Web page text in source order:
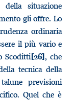
situazione
gli offre. Lo
ordinaria
il più vario e
Scoditti[26], che
tecnica della
previsioni
Quel che è